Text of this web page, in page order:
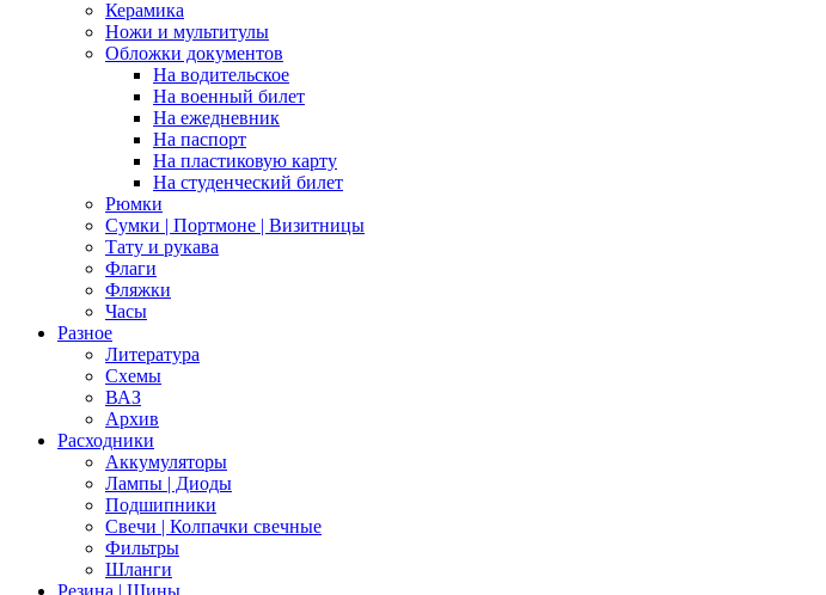
Керамика
Ножи и мультитулы
Обложки документов
На водительское
На военный билет
На ежедневник
На паспорт
На пластиковую карту
На студенческий билет
Рюмки
Сумки | Портмоне | Визитницы
Тату и рукава
Флаги
Фляжки
Часы
Разное
Литература
Схемы
ВАЗ
Архив
Расходники
Аккумуляторы
Лампы | Диоды
Подшипники
Свечи | Колпачки свечные
Фильтры
Шланги
Резина | Шины